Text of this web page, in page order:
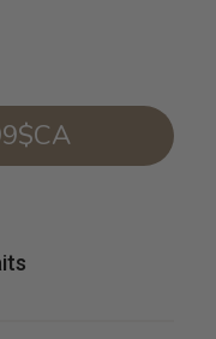
— 35,99$CA